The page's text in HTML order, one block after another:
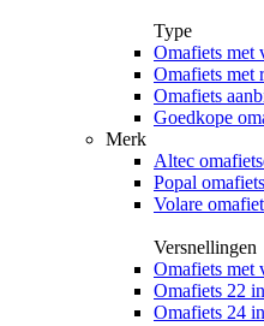
Type
Omafiets met
Omafiets met
Omafiets
Goedkope
Merk
Altec
Popal
Volare
Versnellingen
Omafiets met
Omafiets 22
Omafiets 24